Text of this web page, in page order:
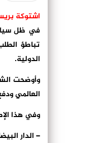
اشتوكة
في ظل سياق
تباطؤ
الدولية.
وأوضحت
العالمي
وفي هذا
– الدار